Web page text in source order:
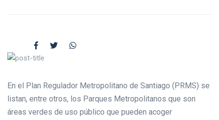
En el Plan Regulador Metropolitano de Santiago (PRMS) se
listan, entre otros, los Parques Metropolitanos que son
áreas verdes de uso público que pueden acoger